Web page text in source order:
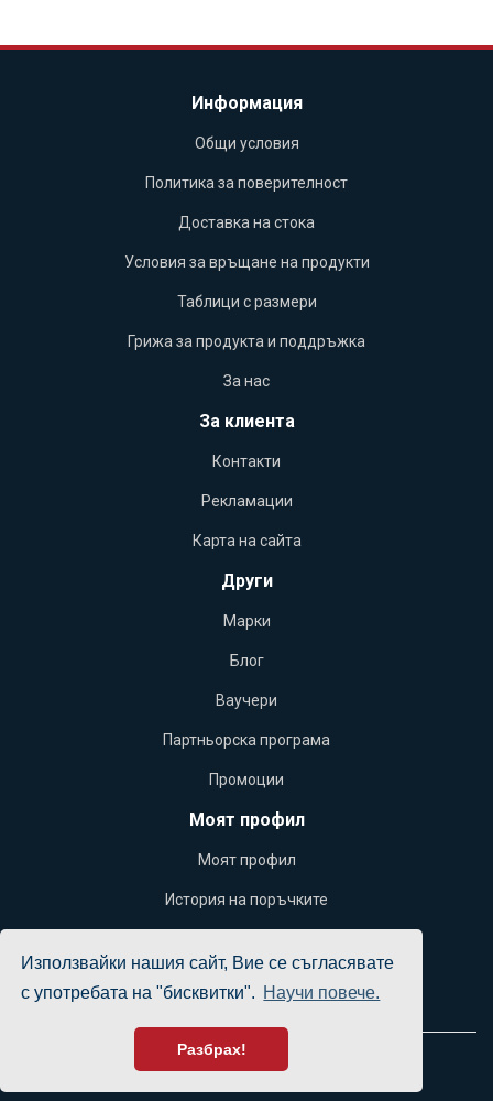
Използвайки нашия сайт, Вие се съгласявате
с употребата на "бисквитки". Научи повече.
Разбрах!
Информация
Общи условия
Политика за поверителност
Доставка на стока
Условия за връщане на продукти
Таблици с размери
Грижа за продукта и поддръжка
За нас
За клиента
Контакти
Рекламации
Карта на сайта
Други
Марки
Блог
Ваучери
Партньорска програма
Промоции
Моят профил
Моят профил
История на поръчките